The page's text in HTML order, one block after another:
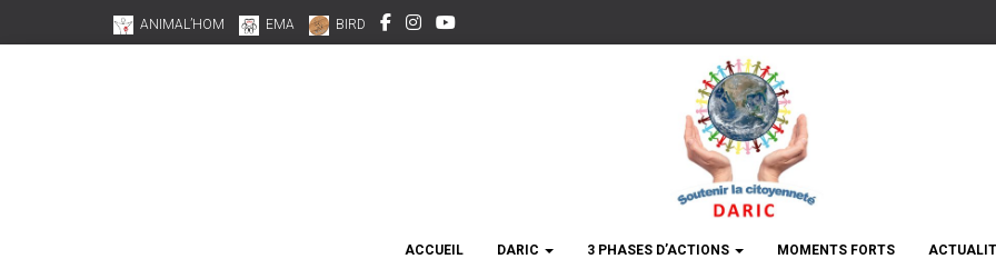
ANIMAL’HOM EMA BIRD
ACCUEIL DARIC 3 PHASES D’ACTIONS MOMENTS FORTS